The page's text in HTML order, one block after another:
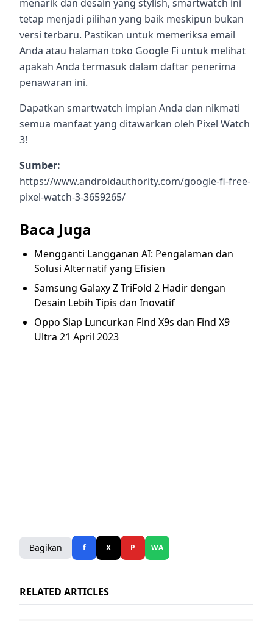
menarik dan desain yang stylish, smartwatch ini
tetap menjadi pilihan yang baik meskipun bukan
versi terbaru. Pastikan untuk memeriksa email
Anda atau halaman toko Google Fi untuk melihat
apakah Anda termasuk dalam daftar penerima
penawaran ini.
Dapatkan smartwatch impian Anda dan nikmati
semua manfaat yang ditawarkan oleh Pixel Watch
3!
Sumber:
https://www.androidauthority.com/google-fi-free-
pixel-watch-3-3659265/
Baca Juga
Mengganti Langganan AI: Pengalaman dan
Solusi Alternatif yang Efisien
Samsung Galaxy Z TriFold 2 Hadir dengan
Desain Lebih Tipis dan Inovatif
Oppo Siap Luncurkan Find X9s dan Find X9
Ultra 21 April 2023
Bagikan f X P WA
RELATED ARTICLES